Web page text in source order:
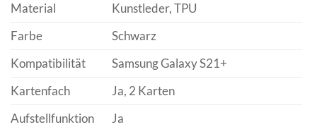
Material
Kunstleder, TPU
Farbe
Schwarz
Kompatibilität
Samsung Galaxy S21+
Kartenfach
Ja, 2 Karten
Aufstellfunktion
Ja